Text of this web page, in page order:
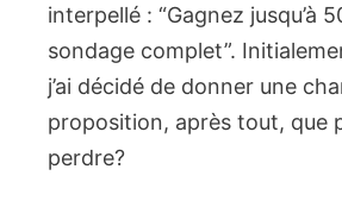
interpellé : “Gagnez jusqu’à
sondage complet”.
j’ai décidé de donner une
proposition, après tout, que
perdre?